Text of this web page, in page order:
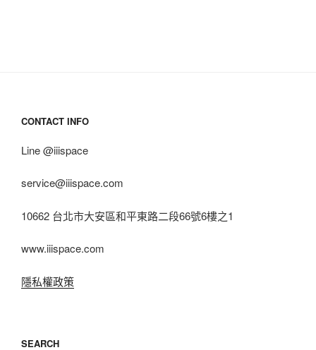
CONTACT INFO
Line @iiispace
service@iiispace.com
10662 台北市大安區和平東路二段66號6樓之1
www.iiispace.com
隱私權政策
SEARCH